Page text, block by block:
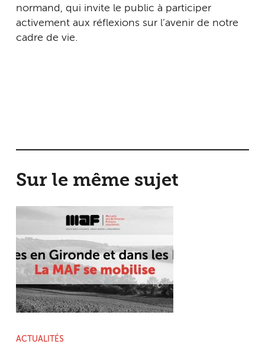
normand, qui invite le public à participer
activement aux réflexions sur l’avenir de notre
cadre de vie.
Sur le même sujet
ACTUALITÉS